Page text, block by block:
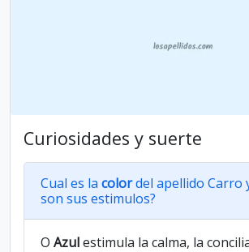
Curiosidades y suerte
Cual es la colordel apellido Carro
son sus estimulos?
O Azulestimula la calma, la